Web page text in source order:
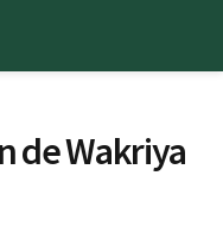
de Wakriya